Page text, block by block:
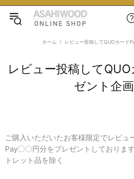
ホーム レビュー投稿してQUOカード
レビュー投稿して
ゼント企画
ご購入いただいたお客様限定でレビュ
Pay〇〇円分をプレゼントしておりま
トレット品を除く